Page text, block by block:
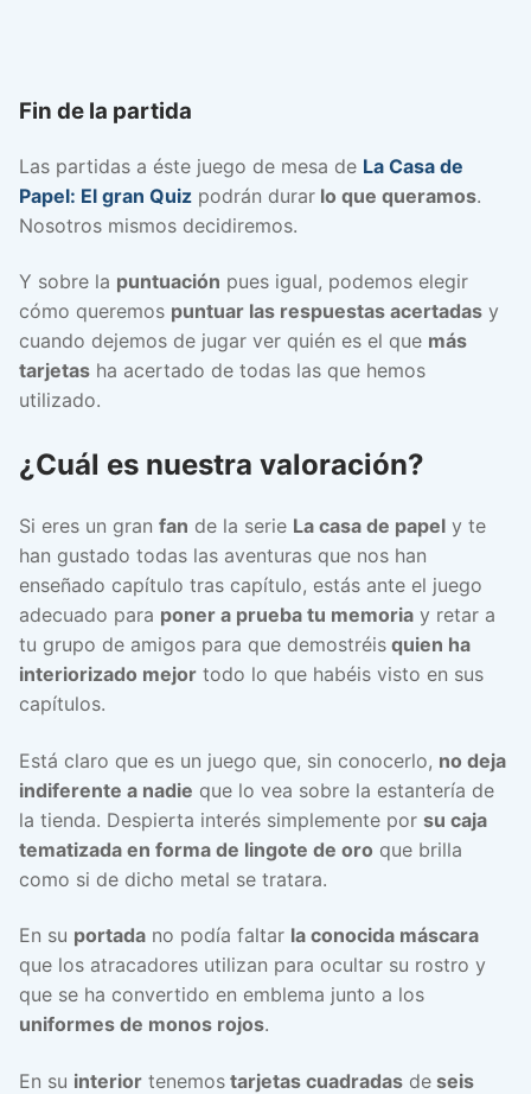
Fin de la partida
Las partidas a éste juego de mesa de La Casa de
Papel: El gran Quiz podrán durar lo que queramos.
Nosotros mismos decidiremos.
Y sobre la puntuación pues igual, podemos elegir
cómo queremos puntuar las respuestas acertadas y
cuando dejemos de jugar ver quién es el que más
tarjetas ha acertado de todas las que hemos
utilizado.
¿Cuál es nuestra valoración?
Si eres un gran fan de la serie La casa de papel y te
han gustado todas las aventuras que nos han
enseñado capítulo tras capítulo, estás ante el juego
adecuado para poner a prueba tu memoria y retar a
tu grupo de amigos para que demostréis quien ha
interiorizado mejor todo lo que habéis visto en sus
capítulos.
Está claro que es un juego que, sin conocerlo, no deja
indiferente a nadie que lo vea sobre la estantería de
la tienda. Despierta interés simplemente por su caja
tematizada en forma de lingote de oro que brilla
como si de dicho metal se tratara.
En su portada no podía faltar la conocida máscara
que los atracadores utilizan para ocultar su rostro y
que se ha convertido en emblema junto a los
uniformes de monos rojos.
En su interior tenemos tarjetas cuadradas de seis